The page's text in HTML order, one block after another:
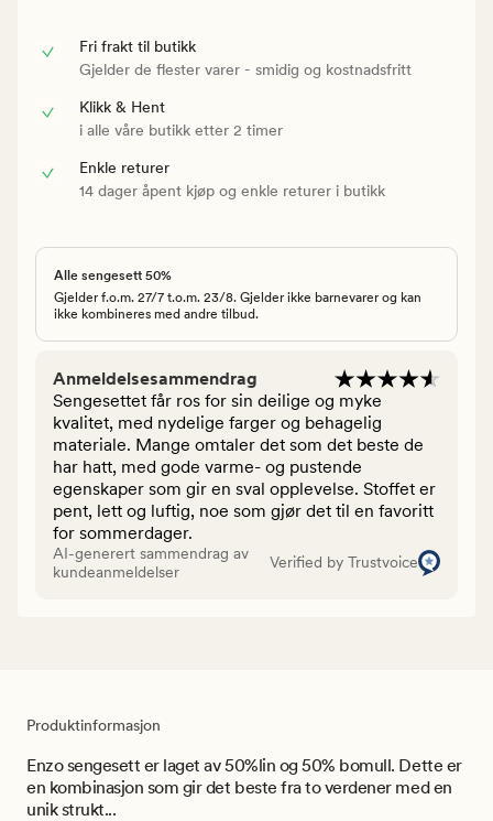
Fri frakt til butikk
Gjelder de flester varer - smidig og kostnadsfritt
Klikk & Hent
i alle våre butikk etter 2 timer
Enkle returer
14 dager åpent kjøp og enkle returer i butikk
Alle sengesett 50%
Gjelder f.o.m. 27/7 t.o.m. 23/8. Gjelder ikke barnevarer og kan
ikke kombineres med andre tilbud.
Anmeldelsesammendrag
Sengesettet får ros for sin deilige og myke
kvalitet, med nydelige farger og behagelig
materiale. Mange omtaler det som det beste de
har hatt, med gode varme- og pustende
egenskaper som gir en sval opplevelse. Stoffet er
pent, lett og luftig, noe som gjør det til en favoritt
for sommerdager.
AI-generert sammendrag av
kundeanmeldelser
Verified by Trustvoice
Produktinformasjon
Enzo sengesett er laget av 50%lin og 50% bomull. Dette er
en kombinasjon som gir det beste fra to verdener med en
unik strukt...